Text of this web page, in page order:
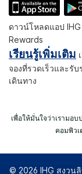
ดาวน์โหลดแอป IHG
Rewards
เรียนรู้เพิ่มเติม
จองที่รวดเร็วและรั
เดินทาง
เพื่อให้มั่นใจว่าเรามอ
คอมพิว
© 2026 IHG สงวน